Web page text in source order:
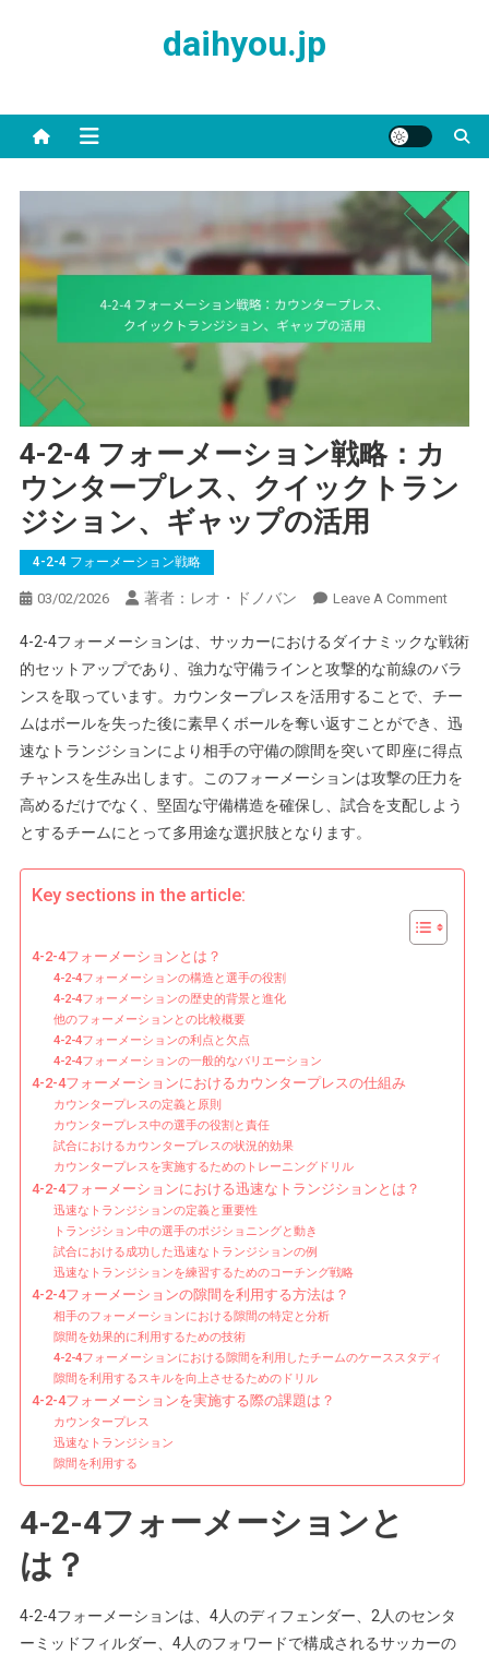
daihyou.jp
4-2-4 フォーメーション戦略：カ
ウンタープレス、クイックトラン
ジション、ギャップの活用
4-2-4 フォーメーション戦略
03/02/2026 著者：レオ・ドノバン Leave A CommentOn
2-
4
フ
ォ
ー
メ
ー
ン
4-2-4フォーメーションは、サッカーにおけるダイナミックな戦術
的セットアップであり、強力な守備ラインと攻撃的な前線のバラ
ンスを取っています。カウンタープレスを活用することで、チー
ムはボールを失った後に素早くボールを奪い返すことができ、迅
速なトランジションにより相手の守備の隙間を突いて即座に得点
チャンスを生み出します。このフォーメーションは攻撃の圧力を
高めるだけでなく、堅固な守備構造を確保し、試合を支配しよう
とするチームにとって多用途な選択肢となります。
Key sections in the article:
4-2-4フォーメーションとは？
4-2-4フォーメーションの構造と選手の役割
4-2-4フォーメーションの歴史的背景と進化
他のフォーメーションとの比較概要
4-2-4フォーメーションの利点と欠点
4-2-4フォーメーションの一般的なバリエーション
4-2-4フォーメーションにおけるカウンタープレスの仕組み
カウンタープレスの定義と原則
カウンタープレス中の選手の役割と責任
試合におけるカウンタープレスの状況的効果
カウンタープレスを実施するためのトレーニングドリル
4-2-4フォーメーションにおける迅速なトランジションとは？
迅速なトランジションの定義と重要性
トランジション中の選手のポジショニングと動き
試合における成功した迅速なトランジションの例
迅速なトランジションを練習するためのコーチング戦略
4-2-4フォーメーションの隙間を利用する方法は？
相手のフォーメーションにおける隙間の特定と分析
隙間を効果的に利用するための技術
4-2-4フォーメーションにおける隙間を利用したチームのケーススタディ
隙間を利用するスキルを向上させるためのドリル
4-2-4フォーメーションを実施する際の課題は？
カウンタープレス
迅速なトランジション
隙間を利用する
4-2-4フォーメーションと
は？
4-2-4フォーメーションは、4人のディフェンダー、2人のセンタ
ーミッドフィルダー、4人のフォワードで構成されるサッカーの